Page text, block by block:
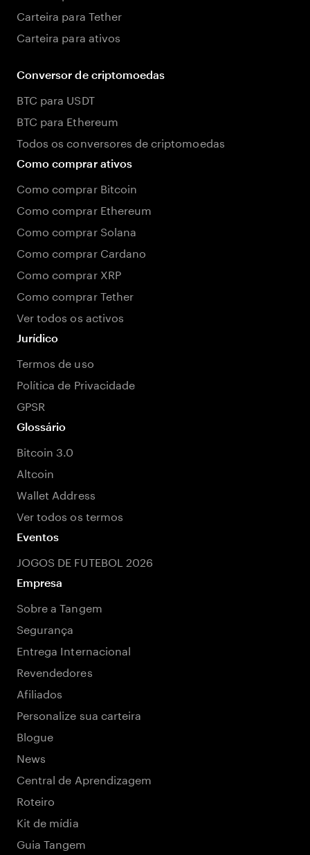
Carteira para Tether
Carteira para ativos
Conversor de criptomoedas
BTC para USDT
BTC para Ethereum
Todos os conversores de criptomoedas
Como comprar ativos
Como comprar Bitcoin
Como comprar Ethereum
Como comprar Solana
Como comprar Cardano
Como comprar XRP
Como comprar Tether
Ver todos os activos
Jurídico
Termos de uso
Política de Privacidade
GPSR
Glossário
Bitcoin 3.0
Altcoin
Wallet Address
Ver todos os termos
Eventos
JOGOS DE FUTEBOL 2026
Empresa
Sobre a Tangem
Segurança
Entrega Internacional
Revendedores
Afiliados
Personalize sua carteira
Blogue
News
Central de Aprendizagem
Roteiro
Kit de mídia
Guia Tangem